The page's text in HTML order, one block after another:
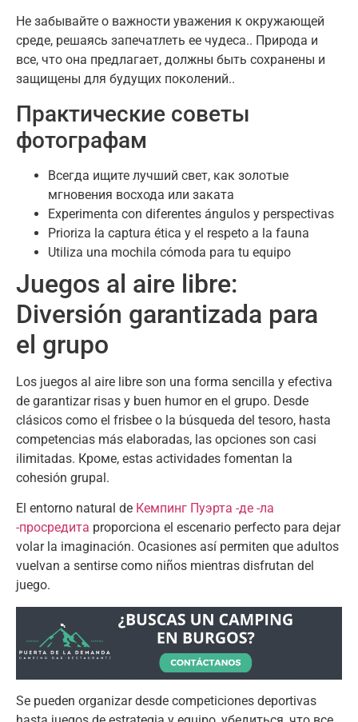
Не забывайте о важности уважения к окружающей
среде, решаясь запечатлеть ее чудеса.. Природа и
все, что она предлагает, должны быть сохранены и
защищены для будущих поколений..
Практические советы
фотографам
Всегда ищите лучший свет, как золотые
мгновения восхода или заката
Experimenta con diferentes ángulos y perspectivas
Prioriza la captura ética y el respeto a la fauna
Utiliza una mochila cómoda para tu equipo
Juegos al aire libre:
Diversión garantizada para
el grupo
Los juegos al aire libre son una forma sencilla y efectiva
de garantizar risas y buen humor en el grupo. Desde
clásicos como el frisbee o la búsqueda del tesoro, hasta
competencias más elaboradas, las opciones son casi
ilimitadas. Кроме, estas actividades fomentan la
cohesión grupal.
El entorno natural de Кемпинг Пуэрта -де -ла
-просредита proporciona el escenario perfecto para dejar
volar la imaginación. Ocasiones así permiten que adultos
vuelvan a sentirse como niños mientras disfrutan del
juego.
Se pueden organizar desde competiciones deportivas